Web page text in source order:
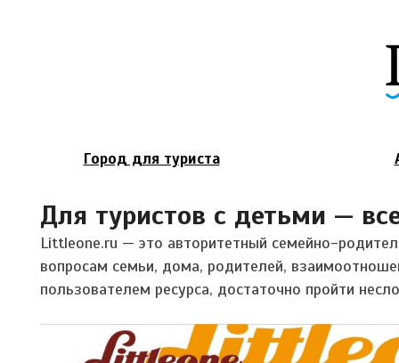
Город для туриста
Для туристов с детьми —
Littleone.ru — это авторитетный семейно-
вопросам семьи, дома, родителей,
пользователем ресурса, достаточно пройти